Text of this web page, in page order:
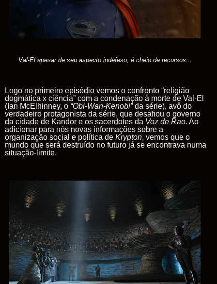
Val-El apesar de seu aspecto indefeso, é cheio de recursos...
Logo no primeiro episódio vemos o confronto “religião
dogmática x ciência” com a condenação à morte de Val-El
(Ian McElhinney, o “Obi-Wan-Kenobi”da série), avô do
verdadeiro protagonista da série, que desafiou o governo
da cidade de Kandor e os sacerdotes da Voz de Rao. Ao
adicionar para nós novas informações sobre a
organização social e política de Krypton, vemos que o
mundo que será destruído no futuro já se encontrava numa
situação-limite.